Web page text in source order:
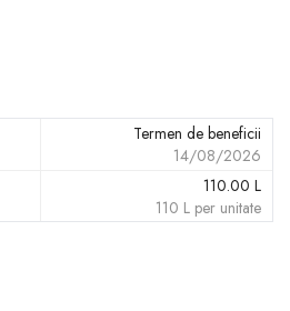
Termen de beneficii
14/08/2026
110.00 L
110 L per unitate